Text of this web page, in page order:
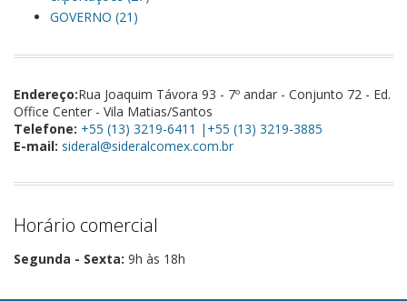
GOVERNO (21)
Endereço:Rua Joaquim Távora 93 - 7º andar - Conjunto 72 - Ed.
Office Center - Vila Matias/Santos
Telefone: +55 (13) 3219-6411 |+55 (13) 3219-3885
E-mail: sideral@sideralcomex.com.br
Horário comercial
Segunda - Sexta: 9h às 18h